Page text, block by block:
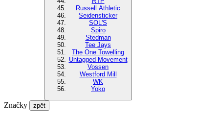
Russell Athletic
Seidensticker
SOL'S
Spiro
Stedman
Tee Jays
The One Towelling
Untagged Movement
Vossen
Westford Mill
WK
Yoko
Značky zpět